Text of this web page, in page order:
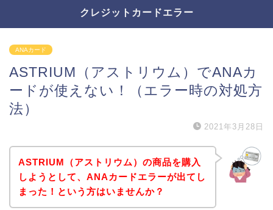
クレジットカードエラー
ANAカード
ASTRIUM（アストリウム）でANAカ
ードが使えない！（エラー時の対処方
法）
2021年3月28日
ASTRIUM（アストリウム）の商品を購入
しようとして、ANAカードエラーが出てし
まった！という方はいませんか？